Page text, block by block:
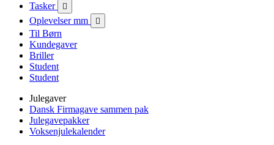
Tasker 
Oplevelser mm 
Til Børn
Kundegaver
Briller
Student
Student
Julegaver
Dansk Firmagave sammen pak
Julegavepakker
Voksenjulekalender